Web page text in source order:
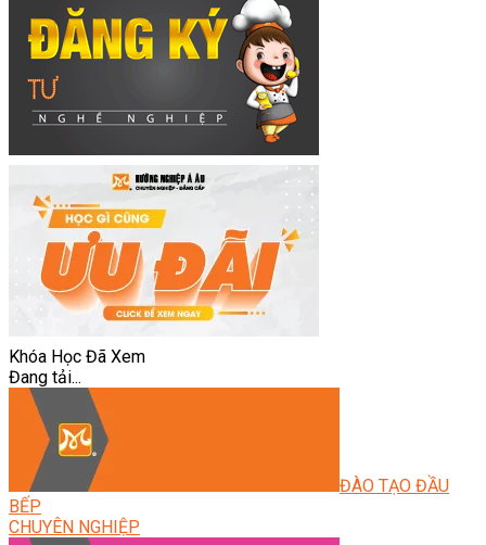
Khóa Học Đã Xem
Đang tải...
ĐÀO TẠO ĐẦU
BẾP
CHUYÊN NGHIỆP